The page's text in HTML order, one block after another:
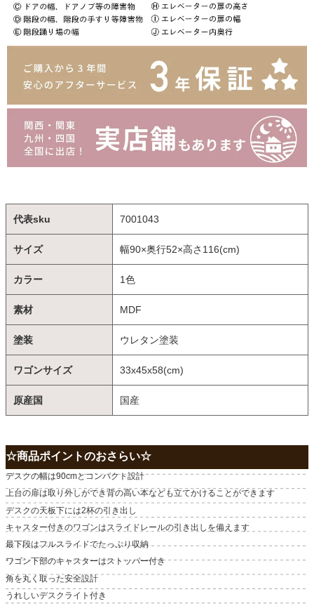
代表sku 7001043
サイズ 幅90×奥行52×高さ116(cm)
カラー 1色
素材 MDF
塗装 ウレタン塗装
ワゴンサイズ 33x45x58(cm)
原産国 国産
☆商品ポイントのおさらい☆
デスクの幅は90cmとコンパクト設計
上台の扉は取り外しができ背の高い本なども立てかけることができます
デスクの天板下には2杯の引き出し
キャスター付きのワゴンはスライドレールの引き出しを備えます
最下段はフルスライドでたっぷり収納
ワゴン下部のキャスターはストッパー付き
角を丸く取った安全設計
うれしいデスクライト付き